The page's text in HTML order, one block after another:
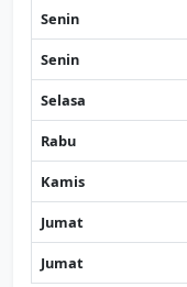
Senin
Senin
Selasa
Rabu
Kamis
Jumat
Jumat